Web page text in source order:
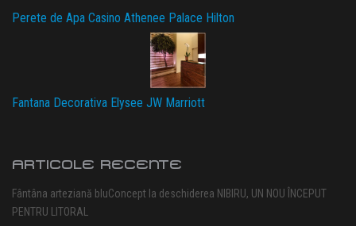
Perete de Apa Casino Athenee Palace Hilton
Fantana Decorativa Elysee JW Marriott
ARTICOLE RECENTE
Fântâna arteziană bluConcept la deschiderea NIBIRU, UN NOU ÎNCEPUT
PENTRU LITORAL